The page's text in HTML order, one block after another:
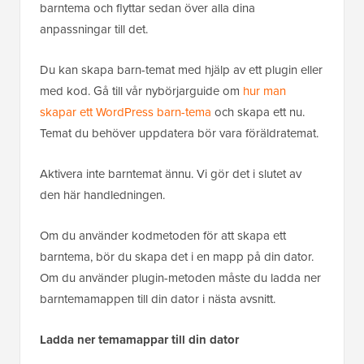
barntema och flyttar sedan över alla dina
anpassningar till det.
Du kan skapa barn-temat med hjälp av ett plugin eller
med kod. Gå till vår nybörjarguide om hur man
skapar ett WordPress barn-tema och skapa ett nu.
Temat du behöver uppdatera bör vara föräldratemat.
Aktivera inte barntemat ännu. Vi gör det i slutet av
den här handledningen.
Om du använder kodmetoden för att skapa ett
barntema, bör du skapa det i en mapp på din dator.
Om du använder plugin-metoden måste du ladda ner
barntemamappen till din dator i nästa avsnitt.
Ladda ner temamappar till din dator